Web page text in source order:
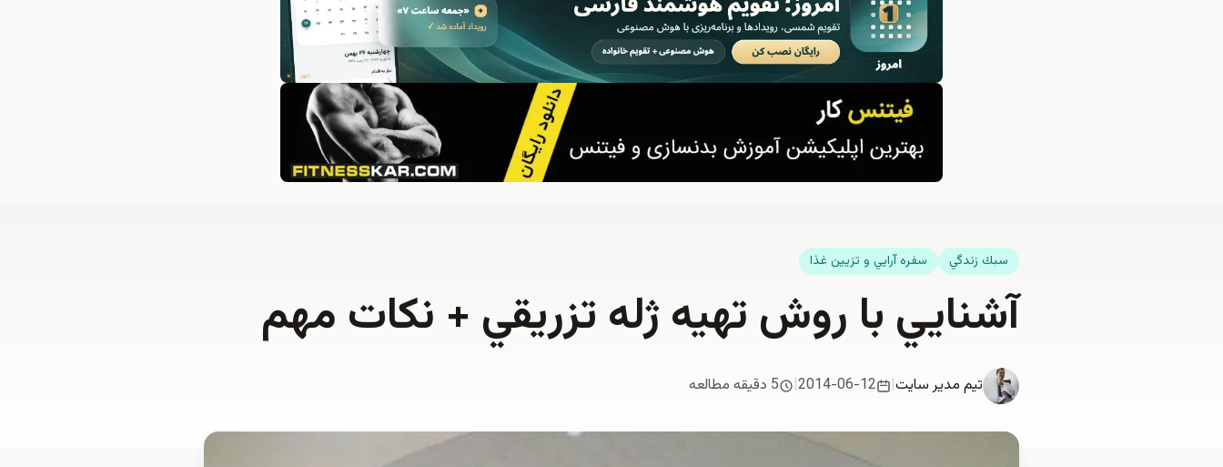
سبك زندگي سفره آرايي و تزيين غذا
آشنايي با روش تهيه ژله تزريقي + نكات مهم
تیم مدیر سایت|
2014-06-12
| 5 دقیقه مطالعه